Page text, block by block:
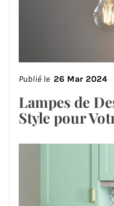
Publié le 26 Mar 2024
Lampes de
Style pour